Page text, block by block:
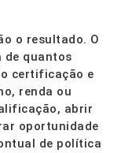
o resultado. O
de quantos
certificação e
renda ou
abrir
oportunidade
de política